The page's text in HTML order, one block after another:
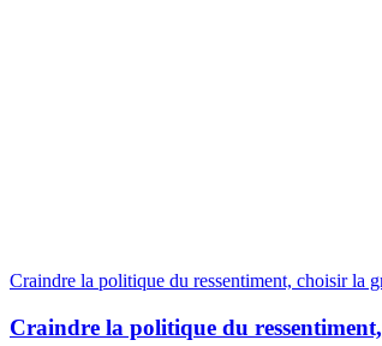
Craindre la politique du ressentiment, choisir la
Craindre la politique du